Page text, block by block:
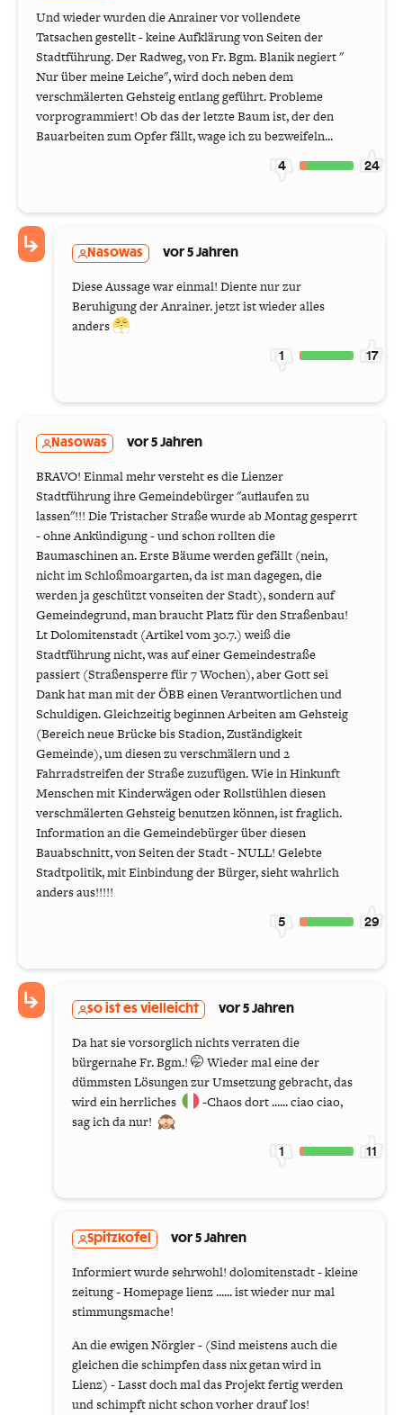
Und wieder wurden die Anrainer vor vollendete
Tatsachen gestellt - keine Aufklärung von Seiten der
Stadtführung. Der Radweg, von Fr. Bgm. Blanik negiert "
Nur über meine Leiche", wird doch neben dem
verschmälerten Gehsteig entlang geführt. Probleme
vorprogrammiert! Ob das der letzte Baum ist, der den
Bauarbeiten zum Opfer fällt, wage ich zu bezweifeln...
4 24
Nasowas vor 5 Jahren
Diese Aussage war einmal! Diente nur zur
Beruhigung der Anrainer. jetzt ist wieder alles
anders
1 17
Nasowas vor 5 Jahren
BRAVO! Einmal mehr versteht es die Lienzer
Stadtführung ihre Gemeindebürger "auflaufen zu
lassen"!!! Die Tristacher Straße wurde ab Montag gesperrt
- ohne Ankündigung - und schon rollten die
Baumaschinen an. Erste Bäume werden gefällt (nein,
nicht im Schloßmoargarten, da ist man dagegen, die
werden ja geschützt vonseiten der Stadt), sondern auf
Gemeindegrund, man braucht Platz für den Straßenbau!
Lt Dolomitenstadt (Artikel vom 30.7.) weiß die
Stadtführung nicht, was auf einer Gemeindestraße
passiert (Straßensperre für 7 Wochen), aber Gott sei
Dank hat man mit der ÖBB einen Verantwortlichen und
Schuldigen. Gleichzeitig beginnen Arbeiten am Gehsteig
(Bereich neue Brücke bis Stadion, Zuständigkeit
Gemeinde), um diesen zu verschmälern und 2
Fahrradstreifen der Straße zuzufügen. Wie in Hinkunft
Menschen mit Kinderwägen oder Rollstühlen diesen
verschmälerten Gehsteig benutzen können, ist fraglich.
Information an die Gemeindebürger über diesen
Bauabschnitt, von Seiten der Stadt - NULL! Gelebte
Stadtpolitik, mit Einbindung der Bürger, sieht wahrlich
anders aus!!!!!
5 29
so ist es vielleicht vor 5 Jahren
Da hat sie vorsorglich nichts verraten die
bürgernahe Fr. Bgm.! 🤭 Wieder mal eine der
dümmsten Lösungen zur Umsetzung gebracht, das
wird ein herrliches
-Chaos dort ...... ciao ciao,
sag ich da nur!
1 11
Spitzkofel vor 5 Jahren
Informiert wurde sehrwohl! dolomitenstadt - kleine
zeitung - Homepage lienz ...... ist wieder nur mal
stimmungsmache!
An die ewigen Nörgler - (Sind meistens auch die
gleichen die schimpfen dass nix getan wird in
Lienz) - Lasst doch mal das Projekt fertig werden
und schimpft nicht schon vorher drauf los!